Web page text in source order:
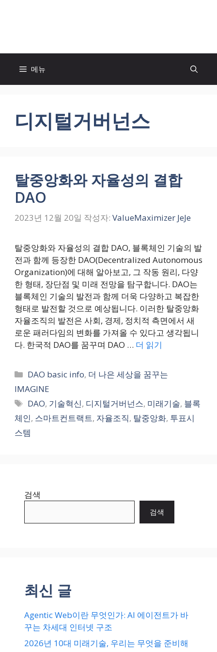
건
메뉴
디지털거버넌스
탈중앙화와 자율성의 결합
DAO
2023년 12월 20일 작성자: ValueMaximizer JeJe
탈중앙화와 자율성의 결합 DAO, 블록체인 기술의 발
전과 함께 등장한 DAO(Decentralized Autonomous
Organization)에 대해 알아보고, 그 작동 원리, 다양
한 형태, 장단점 및 미래 전망을 탐구합니다. DAO는
블록체인 기술의 발전과 함께 더욱 다양하고 복잡한
형태로 발전할 것으로 예상됩니다. 이러한 탈중앙화
자율조직의 발전은 사회, 경제, 정치적 측면에서 새
로운 패러다임의 변화를 가져올 수 있다고 생각됩니
다. 한국적 DAO를 꿈꾸며 DAO … 더 읽기
카
테
리
DAO basic info, 더 나은 세상을 꿈꾸는
IMAGINE
태
그
DAO, 기술혁신, 디지털거버넌스, 미래기술, 블록
체인, 스마트컨트랙트, 자율조직, 탈중앙화, 투표시
스템
검색
검색
최신 글
Agentic Web이란 무엇인가: AI 에이전트가 바
꾸는 차세대 인터넷 구조
2026년 10대 미래기술, 우리는 무엇을 준비해